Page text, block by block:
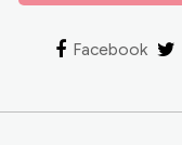
Facebook